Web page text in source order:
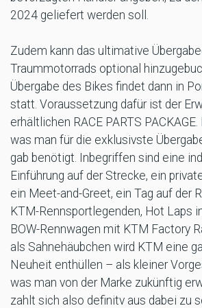
2024 geliefert werden soll.
Zudem kann das ultimative
Traummotorrads optional
Übergabe des Bikes findet dann in
statt. Voraussetzung dafür ist der
erhältlichen RACE PARTS
was man für die exklusivste
gab benötigt. Inbegriffen sind eine
Einführung auf der Strecke, ein
ein Meet-and-Greet, ein Tag auf der
KTM-Rennsportlegenden, Hot Laps
BOW-Rennwagen mit KTM Factory
als Sahnehäubchen wird KTM eine
Neuheit enthüllen – als kleiner
was man von der Marke zukünftig
zahlt sich also definitv aus dabei zu